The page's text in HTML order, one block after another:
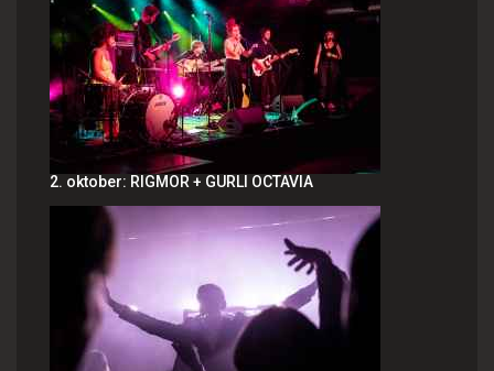
2. oktober: RIGMOR + GURLI OCTAVIA